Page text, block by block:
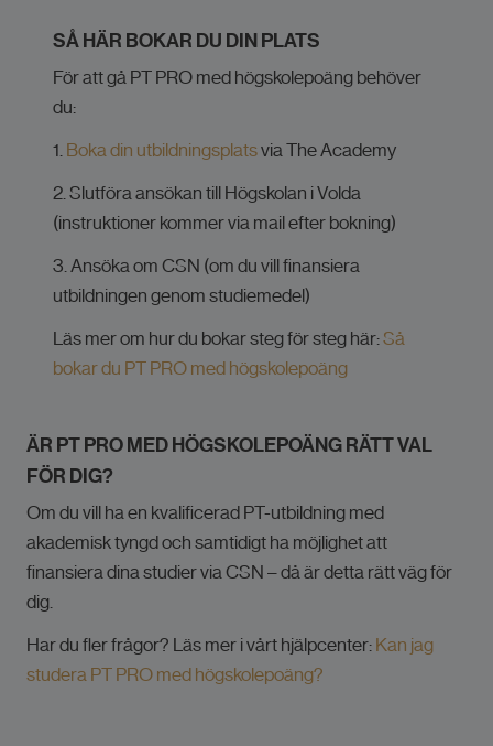
SÅ HÄR BOKAR DU DIN PLATS
För att gå PT PRO med högskolepoäng behöver
du:
1. Boka din utbildningsplatsvia The Academy
2. Slutföra ansökan till Högskolan i Volda
(instruktioner kommer via mail efter bokning)
3. Ansöka om CSN (om du vill finansiera
utbildningen genom studiemedel)
Läs mer om hur du bokar steg för steg här:Så
bokar du PT PRO med högskolepoäng
ÄR PT PRO MED HÖGSKOLEPOÄNG RÄTT VAL
FÖR DIG?
Om du vill ha en kvalificerad PT-utbildning med
akademisk tyngd och samtidigt ha möjlighet att
finansiera dina studier via CSN – då är detta rätt väg för
dig.
Har du fler frågor? Läs mer i vårt hjälpcenter: Kan jag
studera PT PRO med högskolepoäng?